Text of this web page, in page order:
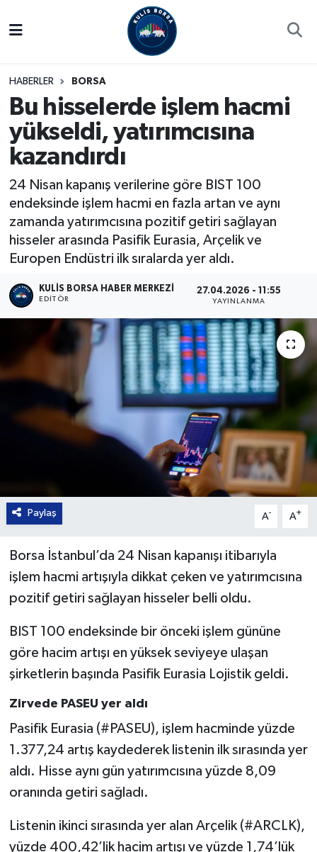
HABERLER BORSA
Bu hisselerde işlem hacmi
yükseldi, yatırımcısına
kazandırdı
24 Nisan kapanış verilerine göre BIST 100
endeksinde işlem hacmi en fazla artan ve aynı
zamanda yatırımcısına pozitif getiri sağlayan
hisseler arasında Pasifik Eurasia, Arçelik ve
Europen Endüstri ilk sıralarda yer aldı.
KULIS BORSA HABER MERKEZI
EDITÖR
27.04.2026 - 11:55
YAYINLANMA
Paylaş A- A+
Borsa İstanbul’da 24 Nisan kapanışı itibarıyla
işlem hacmi artışıyla dikkat çeken ve yatırımcısına
pozitif getiri sağlayan hisseler belli oldu.
BIST 100 endeksinde bir önceki işlem gününe
göre hacim artışı en yüksek seviyeye ulaşan
şirketlerin başında Pasifik Eurasia Lojistik geldi.
Zirvede PASEU yer aldı
Pasifik Eurasia (#PASEU), işlem hacminde yüzde
1.377,24 artış kaydederek listenin ilk sırasında yer
aldı. Hisse aynı gün yatırımcısına yüzde 8,09
oranında getiri sağladı.
Listenin ikinci sırasında yer alan Arçelik (#ARCLK),
yüzde 400,42’lik hacim artışı ve yüzde 1,74’lük
Kulis Haber
Halka Arzlar
Ekonomi
Süper Lig Puan Durumu ve Fikstür
Tüm Manşetler
Son Dakika Haberleri
Haber Arşivi